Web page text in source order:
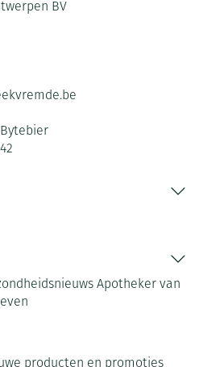
BV
Apotheker van
producten en promoties